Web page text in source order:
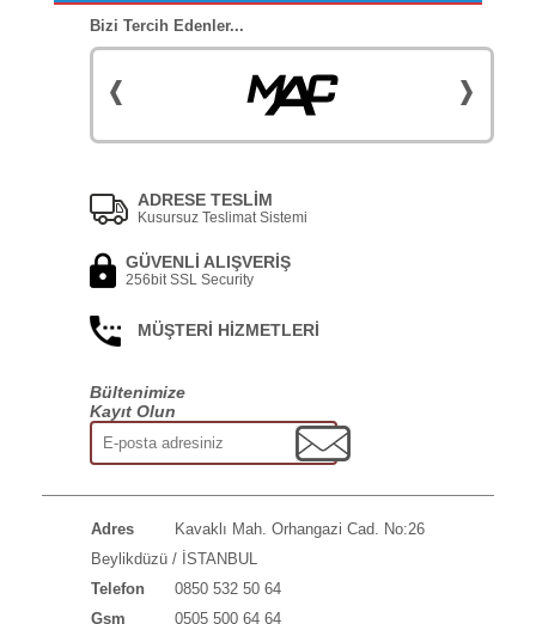
Bizi Tercih Edenler...
ADRESE TESLİM
Kusursuz Teslimat Sistemi
GÜVENLİ ALIŞVERİŞ
256bit SSL Security
MÜŞTERİ HİZMETLERİ
Bültenimize
Kayıt Olun
Adres
Kavaklı Mah. Orhangazi Cad. No:26
Beylikdüzü / İSTANBUL
Telefon
0850 532 50 64
Gsm
0505 500 64 64